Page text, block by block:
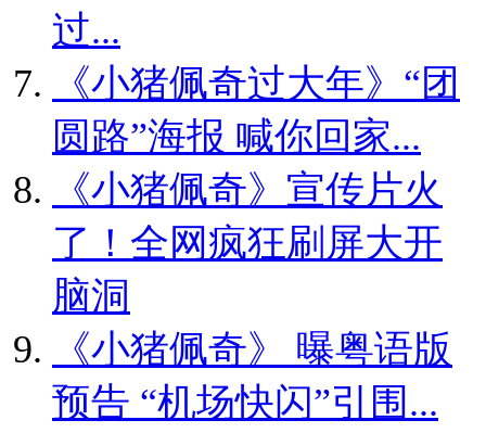
过...
《小猪佩奇过大年》“团
圆路”海报 喊你回家...
《小猪佩奇》宣传片火
了！全网疯狂刷屏大开
脑洞
《小猪佩奇》 曝粤语版
预告 “机场快闪”引围...